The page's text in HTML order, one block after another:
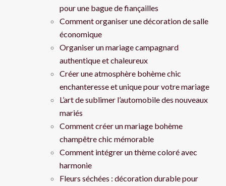
pour une bague de fiançailles
Comment organiser une décoration de salle
économique
Organiser un mariage campagnard
authentique et chaleureux
Créer une atmosphère bohème chic
enchanteresse et unique pour votre mariage
L’art de sublimer l’automobile des nouveaux
mariés
Comment créer un mariage bohème
champêtre chic mémorable
Comment intégrer un thème coloré avec
harmonie
Fleurs séchées : décoration durable pour